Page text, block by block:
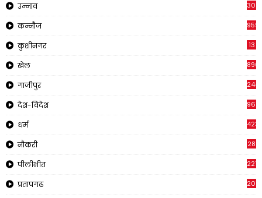
उन्नाव 308
कन्नौज 959
कुशीनगर 13
खेल 896
गाजीपुर 244
देश-विदेश 961
धर्म 423
नौकरी 28
पीलीभीत 2210
प्रतापगढ 2019